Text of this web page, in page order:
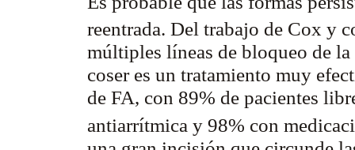
reentrada. Del trabajo de Cox y
múltiples líneas de bloqueo de
coser es un tratamiento muy
de FA, con 89% de pacientes
antiarrítmica y 98% con